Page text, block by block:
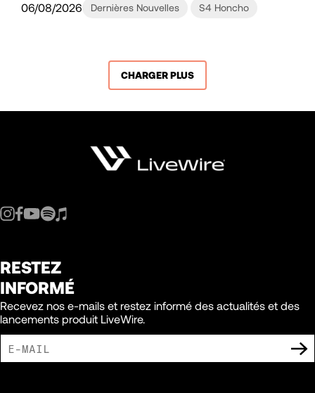
06/08/2026 Dernières Nouvelles S4 Honcho
CHARGER PLUS
RESTEZ
INFORMÉ
Recevez nos e-mails et restez informé des actualités et des
lancements produit LiveWire.